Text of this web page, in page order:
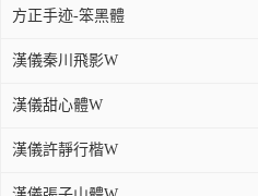
方正手迹-笨黑體
漢儀秦川飛影W
漢儀甜心體W
漢儀許靜行楷W